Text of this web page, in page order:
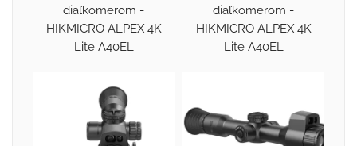
diaľkomerom -
HIKMICRO ALPEX 4K
Lite A40EL
diaľkomerom -
HIKMICRO ALPEX 4K
Lite A40EL